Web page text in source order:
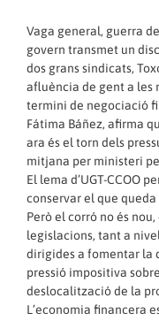
Vaga general, guerra
govern transmet un
dos grans sindicats,
afluència de gent a les
termini de negociació
Fátima Báñez, afirma
ara és el torn dels
mitjana per ministeri
El lema d’UGT-CCOO
conservar el que queda
Però el corró no és nou,
legislacions, tant a
dirigides a fomentar la
pressió impositiva
deslocalització de la
L’economia financera